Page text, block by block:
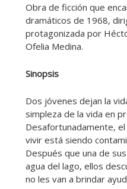
Obra de ficción que
dramáticos de 1968,
protagonizada por
Ofelia Medina.
Sinopsis
Dos jóvenes dejan la
simpleza de la vida en
Desafortunadamente, el
vivir está siendo
Después que una de
agua del lago, ellos
no les van a brindar